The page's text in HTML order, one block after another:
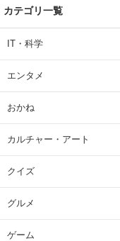
カテゴリ一覧
IT・科学
エンタメ
おかね
カルチャー・アート
クイズ
グルメ
ゲーム